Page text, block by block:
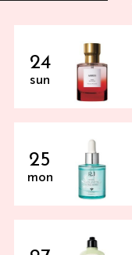
24
sun
25
mon